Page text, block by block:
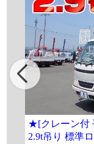
★[クレーン付
2.9t吊り 標準